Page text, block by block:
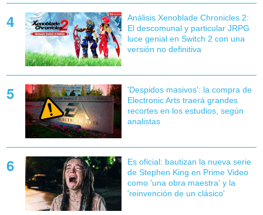
Análisis Xenoblade Chronicles 2:
El descomunal y particular JRPG
luce genial en Switch 2 con una
versión no definitiva
'Despidos masivos': la compra de
Electronic Arts traerá grandes
recortes en los estudios, según
analistas
Es oficial: bautizan la nueva serie
de Stephen King en Prime Video
como 'una obra maestra' y la
'reinvención de un clásico'